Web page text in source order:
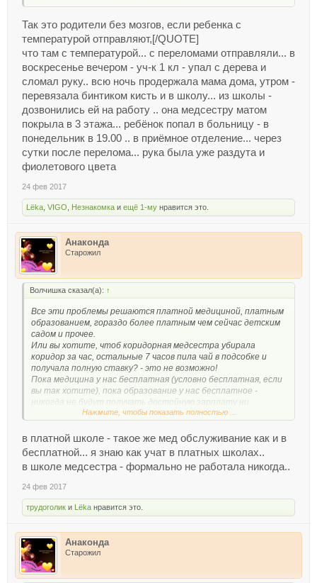
Так это родители без мозгов, если ребенка с
температурой отправляют,[/QUOTE]
что там с температурой... с переломами отправляли... в
воскресенье вечером - уч-к 1 кл - упал с дерева и
сломал руку.. всю ночь продержала мама дома, утром -
перевязала бинтиком кисть и в школу... из школы -
дозвонились ей на работу .. она медсестру матом
покрыла в 3 этажа... ребёнок попал в больницу - в
понедельник в 19.00 .. в приёмное отделение... через
сутки после перелома... рука была уже раздута и
фиолетового цвета
24 фев 2017
Lёka VIGO Незнакомка и ещё 1-му нравится это.
Анаконда
Старожил
Волчишка сказал(а): ↑
Все эти проблемы решаются платной медициной, платным
образованием, гораздо более платным чем сейчас детским
садом и прочее.
Или вы хотите, чтоб коридорная медсестра убирала
коридор за час, остальные 7 часов пила чай в подсобке и
получала полную ставку? - это не возможно!
Пока медицина у нас бесплатная (условно бесплатная, если
вы так хотите), пока образование у нас бесплатное -
никогда не будут получать достойную зарплату ни
медсестры, ни нянечки в дет. саду.
Платную школу с уборщицей и мед. сестрой на полную
ставку или бесплатную школу с формальной мед. сестрой
раз в неделю и уборку будут делать сами дети?
Вопрос даже не так нужно ставить, что выберут люди -
основная масса людей?
Нажмите, чтобы показать полностью ...
в платной школе - такое же мед обслуживание как и в
бесплатной... я знаю как учат в платных школах..
в школе медсестра - формально не работала никогда..
24 фев 2017
трудоголик и Lёka нравится это.
Анаконда
Старожил